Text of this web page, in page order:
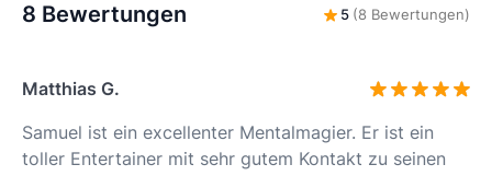
8 Bewertungen 5 (8 Bewertungen)
Matthias G.
Samuel ist ein excellenter Mentalmagier. Er ist ein
toller Entertainer mit sehr gutem Kontakt zu seinen